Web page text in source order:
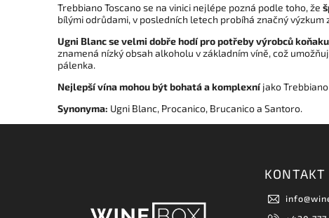
Trebbiano Toscano se na vinici nejlépe pozná podle toho, že
bílými odrůdami, v posledních letech probíhá značný
Ugni Blanc se velmi dobře hodí pro potřeby výrobců
znamená nízký obsah alkoholu v základním víně, což
pálenka.
Nejlepší vína mohou být bohatá a komplexníjako Trebbiano
Synonyma: Ugni Blanc, Procanico, Brucanico a Santoro.
KONTAKT
info@